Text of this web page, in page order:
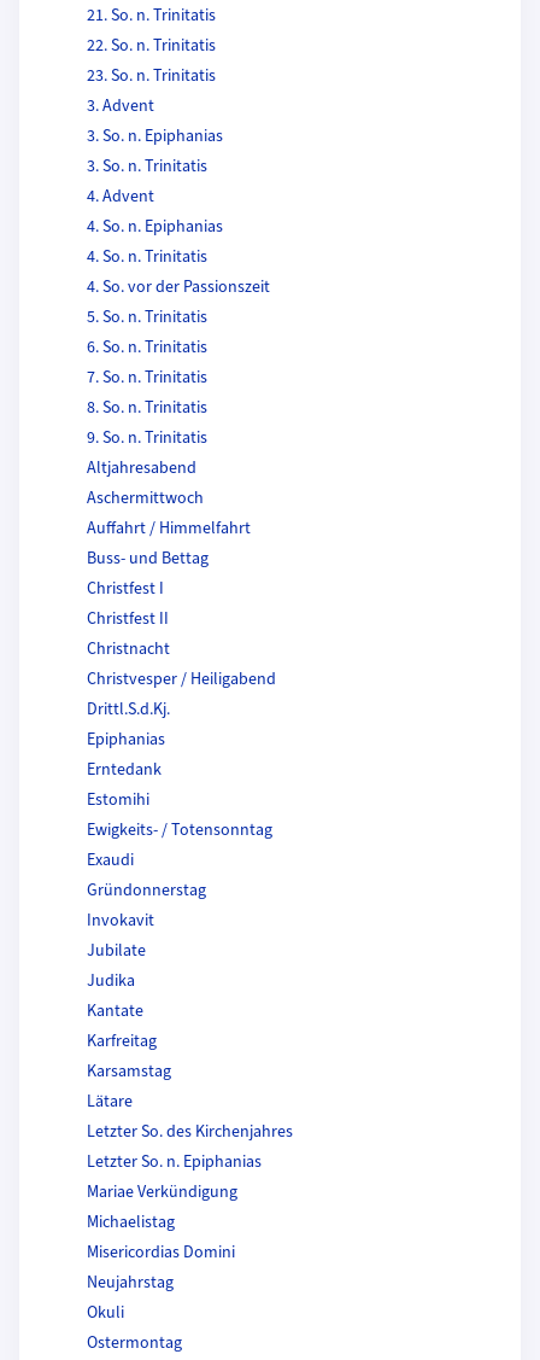
21. So. n. Trinitatis
22. So. n. Trinitatis
23. So. n. Trinitatis
3. Advent
3. So. n. Epiphanias
3. So. n. Trinitatis
4. Advent
4. So. n. Epiphanias
4. So. n. Trinitatis
4. So. vor der Passionszeit
5. So. n. Trinitatis
6. So. n. Trinitatis
7. So. n. Trinitatis
8. So. n. Trinitatis
9. So. n. Trinitatis
Altjahresabend
Aschermittwoch
Auffahrt / Himmelfahrt
Buss- und Bettag
Christfest I
Christfest II
Christnacht
Christvesper / Heiligabend
Drittl.S.d.Kj.
Epiphanias
Erntedank
Estomihi
Ewigkeits- / Totensonntag
Exaudi
Gründonnerstag
Invokavit
Jubilate
Judika
Kantate
Karfreitag
Karsamstag
Lätare
Letzter So. des Kirchenjahres
Letzter So. n. Epiphanias
Mariae Verkündigung
Michaelistag
Misericordias Domini
Neujahrstag
Okuli
Ostermontag